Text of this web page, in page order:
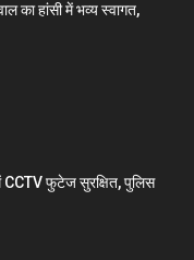
का हांसी में भव्य स्वागत,
CCTV फुटेज सुरक्षित, पुलिस